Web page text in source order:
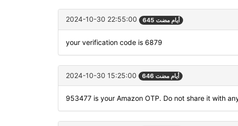
2024-10-30 22:55:00 645 أيام مضت
your verification code is 6879
2024-10-30 15:25:00 646 أيام مضت
953477 is your Amazon OTP. Do not share it with